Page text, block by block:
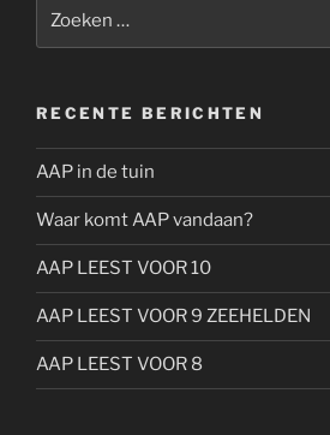
naar:
RECENTE BERICHTEN
AAP in de tuin
Waar komt AAP vandaan?
AAP LEEST VOOR 10
AAP LEEST VOOR 9 ZEEHELDEN
AAP LEEST VOOR 8